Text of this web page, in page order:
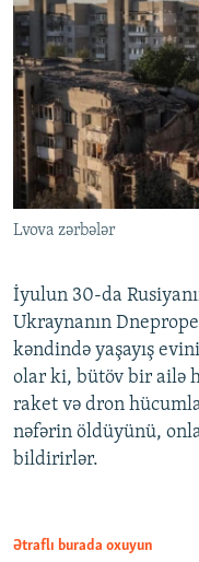
Lvova zərbələr
İyulun 30-da
Ukraynanın
kəndində yaşayış
olar ki, bütöv bir ailə
raket və dron
nəfərin öldüyünü,
bildirirlər.
Ətraflı burada oxuyun